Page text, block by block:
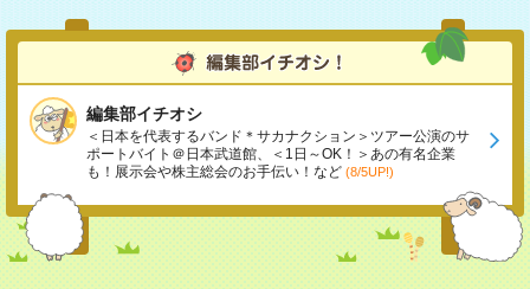
編集部イチオシ
＜日本を代表するバンド＊サカナクション＞ツアー公演のサ
ポートバイト＠日本武道館、＜1日～OK！＞あの有名企業
も！展示会や株主総会のお手伝い！など (8/5UP!)